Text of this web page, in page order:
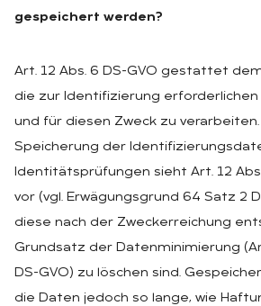
gespeichert werden?
Art. 12 Abs. 6 DS-GVO gestattet
die zur Identifizierung
und für diesen Zweck zu
Speicherung der
Identitätsprüfungen sieht Art. 12
vor (vgl. Erwägungsgrund 64 Satz 2
diese nach der Zweckerreichung
Grundsatz der Datenminimierung
DS-GVO) zu löschen sind.
die Daten jedoch so lange, wie